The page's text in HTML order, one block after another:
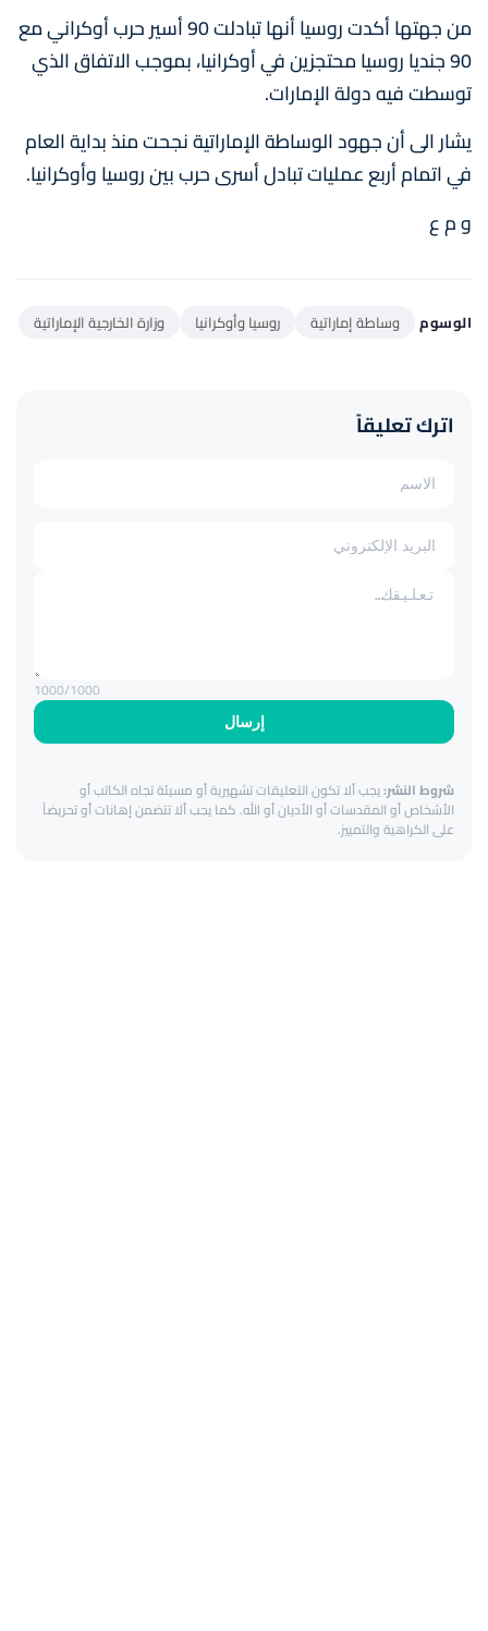
من جهتها أكدت روسيا أنها تبادلت 90 أسير حرب أوكراني مع
90 جنديا روسيا محتجزين في أوكرانيا، بموجب الاتفاق الذي
توسطت فيه دولة الإمارات.
يشار الى أن جهود الوساطة الإماراتية نجحت منذ بداية العام
في اتمام أربع عمليات تبادل أسرى حرب بين روسيا وأوكرانيا.
و م ع
الوسوم وساطة إماراتية روسيا وأوكرانيا وزارة الخارجية الإماراتية
اترك تعليقاً
إرسال
1000/1000
شروط النشر:يجب ألا تكون التعليقات تشهيرية أو مسيئة تجاه الكاتب أو
الأشخاص أو المقدسات أو الأديان أو الله. كما يجب ألا تتضمن إهانات أو تحريضاً
على الكراهية والتمييز.